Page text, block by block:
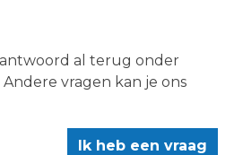
al terug onder
Andere vragen kan je ons
Ik heb een vraag